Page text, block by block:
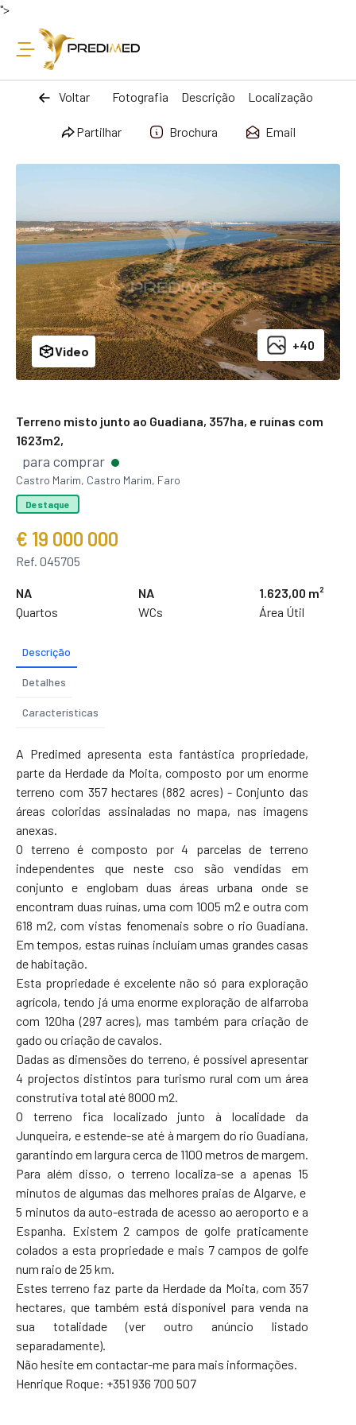
">
Voltar Fotografia Descrição Localização
Partilhar Brochura Email
+40
Video
Terreno misto junto ao Guadiana, 357ha, e ruínas com
1623m2,
para comprar
Castro Marim, Castro Marim, Faro
Destaque
€ 19 000 000
Ref. 045705
NA
Quartos
NA
WCs
1.623,00 m²
Área Útil
Descrição
Detalhes
Características
A Predimed apresenta esta fantástica propriedade,
parte da Herdade da Moita, composto por um enorme
terreno com 357 hectares (882 acres) - Conjunto das
áreas coloridas assinaladas no mapa, nas imagens
anexas.
O terreno é composto por 4 parcelas de terreno
independentes que neste cso são vendidas em
conjunto e englobam duas áreas urbana onde se
encontram duas ruínas, uma com 1005 m2 e outra com
618 m2, com vistas fenomenais sobre o rio Guadiana.
Em tempos, estas ruínas incluiam umas grandes casas
de habitação.
Esta propriedade é excelente não só para exploração
agrícola, tendo já uma enorme exploração de alfarroba
com 120ha (297 acres), mas também para criação de
gado ou criação de cavalos.
Dadas as dimensões do terreno, é possível apresentar
4 projectos distintos para turismo rural com um área
construtiva total até 8000 m2.
O terreno fica localizado junto à localidade da
Junqueira, e estende-se até à margem do rio Guadiana,
garantindo em largura cerca de 1100 metros de margem.
Para além disso, o terreno localiza-se a apenas 15
minutos de algumas das melhores praias de Algarve, e
5 minutos da auto-estrada de acesso ao aeroporto e a
Espanha. Existem 2 campos de golfe praticamente
colados a esta propriedade e mais 7 campos de golfe
num raio de 25 km.
Estes terreno faz parte da Herdade da Moita, com 357
hectares, que também está disponível para venda na
sua totalidade (ver outro anúncio listado
separadamente).
Não hesite em contactar-me para mais informações.
Henrique Roque: +351 936 700 507